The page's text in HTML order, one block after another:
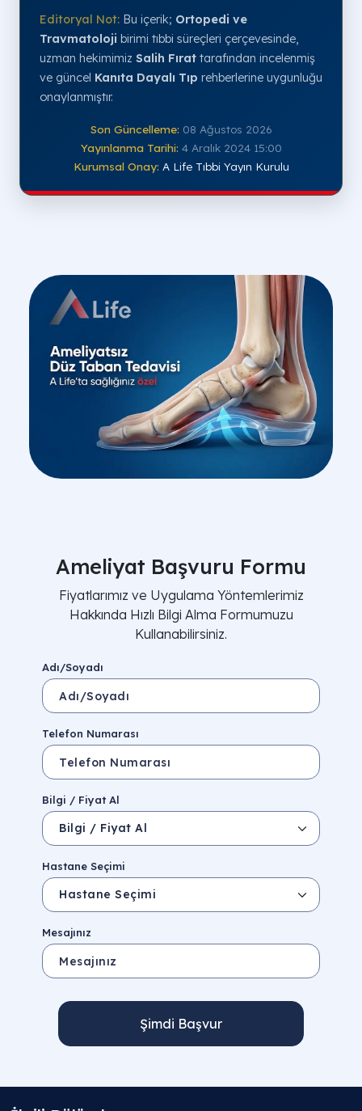
Editoryal Not: Bu içerik; Ortopedi ve
Travmatoloji birimi tıbbi süreçleri çerçevesinde,
uzman hekimimiz Salih Fırat tarafından incelenmiş
ve güncel Kanıta Dayalı Tıp rehberlerine uygunluğu
onaylanmıştır.
Son Güncelleme: 08 Ağustos 2026
Yayınlanma Tarihi: 4 Aralık 2024 15:00
Kurumsal Onay: A Life Tıbbi Yayın Kurulu
Ameliyat Başvuru Formu
Fiyatlarımız ve Uygulama Yöntemlerimiz
Hakkında Hızlı Bilgi Alma Formumuzu
Kullanabilirsiniz.
Adı/Soyadı
Telefon Numarası
Bilgi / Fiyat Al
Hastane Seçimi
Mesajınız
Şimdi Başvur